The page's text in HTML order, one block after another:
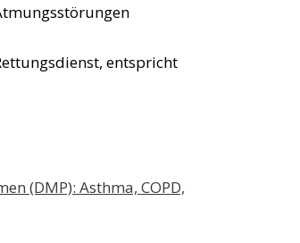
entspricht
(DMP): Asthma, COPD,